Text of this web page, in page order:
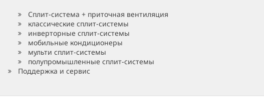
Сплит-система + приточная вентиляция
классические сплит-системы
инверторные сплит-системы
мобильные кондиционеры
мульти сплит-системы
полупромышленные сплит-системы
Поддержка и сервис